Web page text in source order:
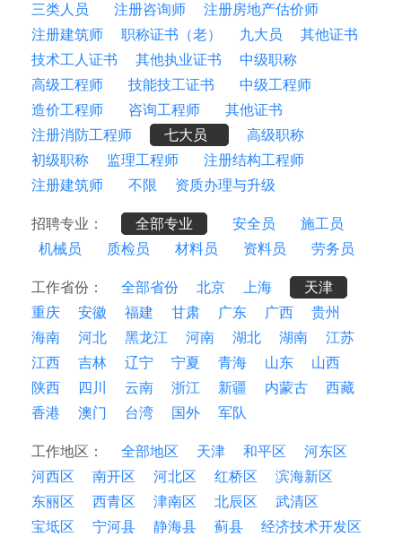
三类人员
注册咨询师
注册房地产估价师
注册建筑师
职称证书（老） 九大员
其他证书
技术工人证书
其他执业证书
中级职称
高级工程师
技能技工证书
中级工程师
造价工程师
咨询工程师
其他证书
注册消防工程师
七大员
高级职称
初级职称
监理工程师
注册结构工程师
注册建筑师
不限 资质办理与升级
招聘专业： 全部专业 安全员
施工员
机械员
质检员 材料员 资料员 劳务员
工作省份： 全部省份 北京 上海
天津
重庆
安徽 福建 甘肃 广东 广西
贵州
海南
河北 黑龙江 河南 湖北 湖南
江苏
江西
吉林 辽宁 宁夏 青海 山东
山西
陕西
四川 云南 浙江 新疆 内蒙古
西藏
香港
澳门 台湾 国外 军队
工作地区： 全部地区 天津 和平区
河东区
河西区
南开区 河北区 红桥区
滨海新区
东丽区
西青区 津南区 北辰区
武清区
宝坻区
宁河县 静海县 蓟县
经济技术开发区